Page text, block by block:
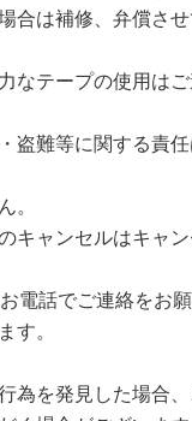
合は補修、弁償さ
なテープの使用はご
盗難等に関する責
。
キャンセルはキャ
電話でご連絡をお願
す。
為を発見した場合